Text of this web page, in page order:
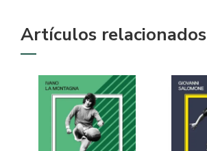
Artículos relacionados